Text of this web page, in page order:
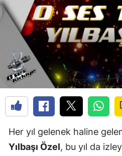
Her yıl gelenek haline
Yılbaşı Özel, bu yıl da